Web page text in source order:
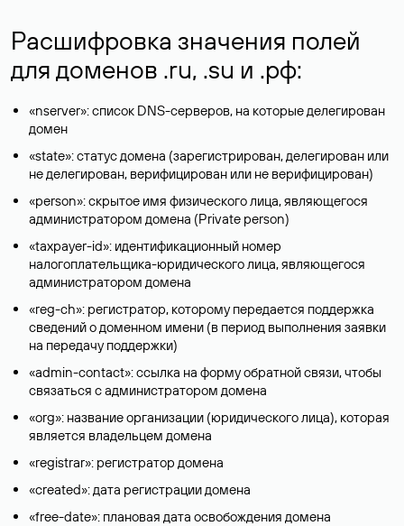
Расшифровка значения полей
для доменов .ru, .su и .рф:
«nserver»: список DNS-серверов, на которые делегирован
домен
«state»: статус домена (зарегистрирован, делегирован или
не делегирован, верифицирован или не верифицирован)
«person»: скрытое имя физического лица, являющегося
администратором домена (Privatе person)
«taxpayer-id»: идентификационный номер
налогоплательщика-юридического лица, являющегося
администратором домена
«reg-ch»: регистратор, которому передается поддержка
сведений о доменном имени (в период выполнения заявки
на передачу поддержки)
«admin-contact»: ссылка на форму обратной связи, чтобы
связаться с администратором домена
«org»: название организации (юридического лица), которая
является владельцем домена
«registrar»: регистратор домена
«created»: дата регистрации домена
«free-date»: плановая дата освобождения домена